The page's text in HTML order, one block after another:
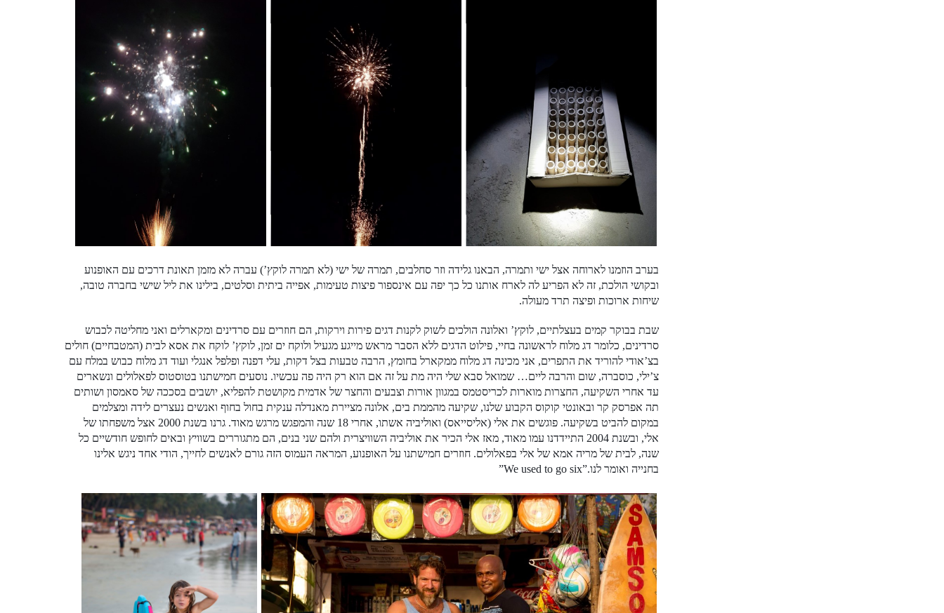
בערב הוזמנו לארוחה אצל ישי ותמרה, הבאנו גלידה וזר סחלבים, תמרה של ישי (לא תמרה לוקץ’) עברה לא מזמן תאונת דרכים עם האופנוע
ובקושי הולכת, זה לא הפריע לה לארח אותנו כל כך יפה עם אינספור פיצות טעימות, אפייה ביתית וסלטים, בילינו את ליל שישי בחברה טובה,
שיחות ארוכות ופיצה תרד מעולה.
שבת בבוקר קמים בעצלתיים, לוקץ’ ואלונה הולכים לשוק לקנות דגים פירות וירקות, הם חוזרים עם סרדינים ומקארלים ואני מחליטה לכבוש
סרדינים, כלומר דג מלוח לראשונה בחיי, פילוט הדגים ללא הסבר מראש מייגע מגעיל ולוקח ים זמן, לוקץ’ לוקח את אסא לבית (המטבחיים) חולים
בצ’אודי להוריד את התפרים, אני מכינה דג מלוח ממקארל בחומץ, הרבה טבעות בצל דקות, עלי דפנה ופלפל אנגלי ועוד דג מלוח כבוש במלח עם
צ’ילי, כוסברה, שום והרבה ליים… שמואל סבא שלי היה מת על זה אם הוא רק היה פה עכשיו. נוסעים חמישתנו בטוסטוס לפאלולים ונשארים
עד אחרי השקיעה, החצרות מוארות לכריסטמס במגוון אורות וצבעים והחצר של אדמית מקושטת להפליא, יושבים בסככה של סאמסון ושותים
תה אפרסק קר ובאונטי קוקוס הקבוע שלנו, שקיעה מהממת בים, אלונה מציירת מאנדלה ענקית בחול בחוף ואנשים נעצרים לידה ומצלמים
במקום להביט בשקיעה. פוגשים את אלי (אליסייאס) ואוליביה אשתו, אחרי 18 שנה והמפגש מרגש מאוד. גרנו בשנת 2000 אצל משפחתו של
אלי, ובשנת 2004 התיידדנו עמו מאוד, מאז אלי הכיר את אוליביה השוויצרית ולהם שני בנים, הם מתגוררים בשוויץ ובאים לחופש חודשיים כל
שנה, לבית של מריה אמא של אלי בפאלולים. חוזרים חמישתנו על האופנוע, המראה העמוס הזה גורם לאנשים לחייך, הודי אחד ניגש אלינו
בחנייה ואומר לנו.”We used to go six”